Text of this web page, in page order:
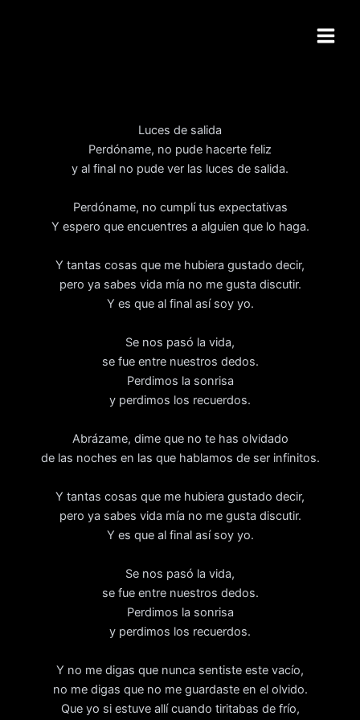
Luces de salida
Perdóname, no pude hacerte feliz
y al final no pude ver las luces de salida.
Perdóname, no cumplí tus expectativas
Y espero que encuentres a alguien que lo haga.
Y tantas cosas que me hubiera gustado decir,
pero ya sabes vida mía no me gusta discutir.
Y es que al final así soy yo.
Se nos pasó la vida,
se fue entre nuestros dedos.
Perdimos la sonrisa
y perdimos los recuerdos.
Abrázame, dime que no te has olvidado
de las noches en las que hablamos de ser infinitos.
Y tantas cosas que me hubiera gustado decir,
pero ya sabes vida mía no me gusta discutir.
Y es que al final así soy yo.
Se nos pasó la vida,
se fue entre nuestros dedos.
Perdimos la sonrisa
y perdimos los recuerdos.
Y no me digas que nunca sentiste este vacío,
no me digas que no me guardaste en el olvido.
Que yo si estuve allí cuando tiritabas de frío,